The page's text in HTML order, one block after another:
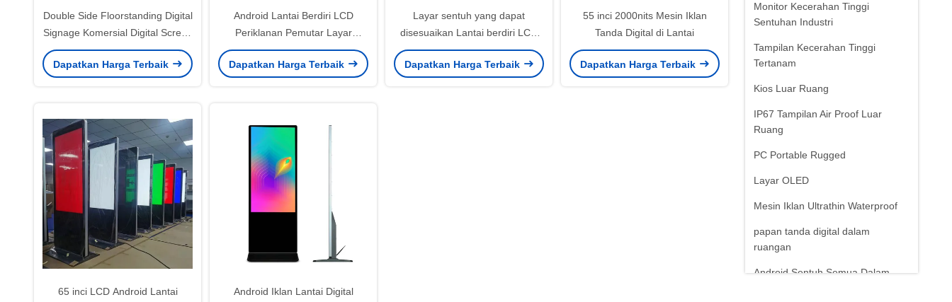
Monitor Kecerahan Tinggi
Sentuhan Industri
Tampilan Kecerahan Tinggi
Tertanam
Kios Luar Ruang
IP67 Tampilan Air Proof Luar
Ruang
PC Portable Rugged
Layar OLED
Mesin Iklan Ultrathin Waterproof
papan tanda digital dalam
ruangan
Android Sentuh Semua Dalam
Double Side Floorstanding Digital
Signage Komersial Digital Screen
4K 55 inci
Dapatkan Harga Terbaik
Android Lantai Berdiri LCD
Periklanan Pemutar Layar
3840x2160 Resolusi Layar
sentuh
Dapatkan Harga Terbaik
Layar sentuh yang dapat
disesuaikan Lantai berdiri LCD
Digital Signage Iklan Layar Luar
ruangan
Dapatkan Harga Terbaik
55 inci 2000nits Mesin Iklan
Tanda Digital di Lantai
Dapatkan Harga Terbaik
65 inci LCD Android Lantai
Android Iklan Lantai Digital